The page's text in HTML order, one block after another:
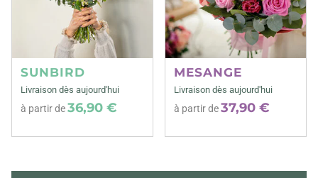
SUNBIRD
Livraison dès aujourd'hui
à partir de36,90 €
MESANGE
Livraison dès aujourd'hui
à partir de37,90 €